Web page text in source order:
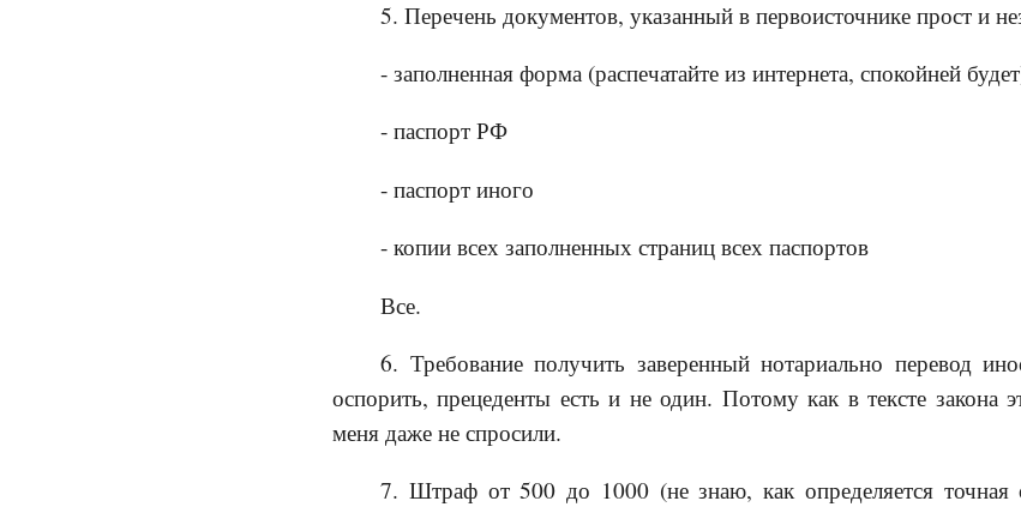
5. Перечень документов, указанный в первоисточнике прост и
- заполненная форма (распечатайте из интернета, спокойней
- паспорт РФ
- паспорт иного
- копии всех заполненных страниц всех паспортов
Все.
6. Требование получить заверенный нотариально перевод
оспорить, прецеденты есть и не один. Потому как в тексте закона
меня даже не спросили.
7. Штраф от 500 до 1000 (не знаю, как определяется точная